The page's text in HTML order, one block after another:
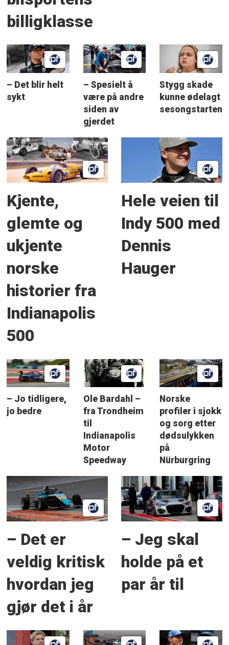
billigklasse
– Det blir helt
sykt
– Spesielt å
være på andre
siden av
gjerdet
Stygg skade
kunne ødelagt
sesongstarten
Kjente,
glemte og
ukjente
norske
historier fra
Indianapolis
500
Hele veien til
Indy 500 med
Dennis
Hauger
– Jo tidligere,
jo bedre
Ole Bardahl –
fra Trondheim
til
Indianapolis
Motor
Speedway
Norske
profiler i sjokk
og sorg etter
dødsulykken
på
Nürburgring
– Det er
veldig kritisk
hvordan jeg
gjør det i år
– Jeg skal
holde på et
par år til